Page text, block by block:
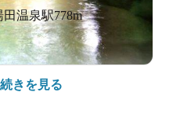
温泉駅778m
きを見る